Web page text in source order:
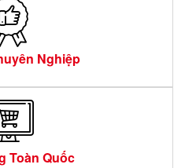
Nghiệp
Toàn Quốc